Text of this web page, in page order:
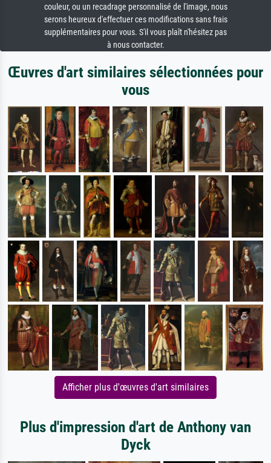
couleur, ou un recadrage personnalisé de l'image, nous
serons heureux d'effectuer ces modifications sans frais
supplémentaires pour vous. S'il vous plaît n'hésitez pas
à nous contacter.
Œuvres d'art similaires sélectionnées pour
vous
Afficher plus d'œuvres d'art similaires
Plus d'impression d'art de Anthony van
Dyck